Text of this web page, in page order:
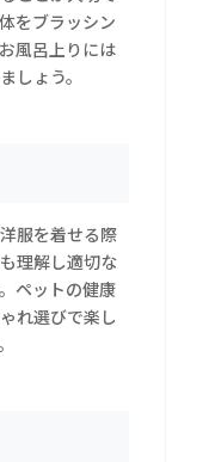
をブラッシン
風呂上りには
しょう。
服を着せる際
理解し適切な
ペットの健康
れ選びで楽し